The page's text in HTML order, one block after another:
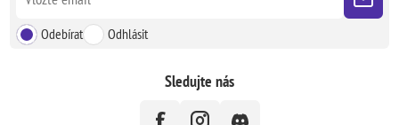
Odebírat Odhlásit
Sledujte nás